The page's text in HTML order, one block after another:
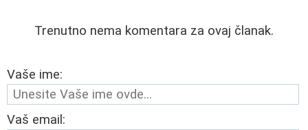
Trenutno nema komentara za ovaj članak.
Vaše ime:
Vaš email: